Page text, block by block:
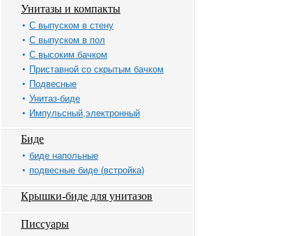
Унитазы и компакты
С выпуском в стену
С выпуском в пол
С высоким бачком
Приставной со скрытым бачком
Подвесные
Унитаз-биде
Импульсный,электронный
Биде
биде напольные
подвесные биде (встройка)
Крышки-биде для унитазов
Писсуары